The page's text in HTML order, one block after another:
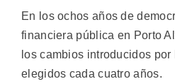
En los ochos años de
financiera pública en Porto
los cambios introducidos
elegidos cada cuatro años.